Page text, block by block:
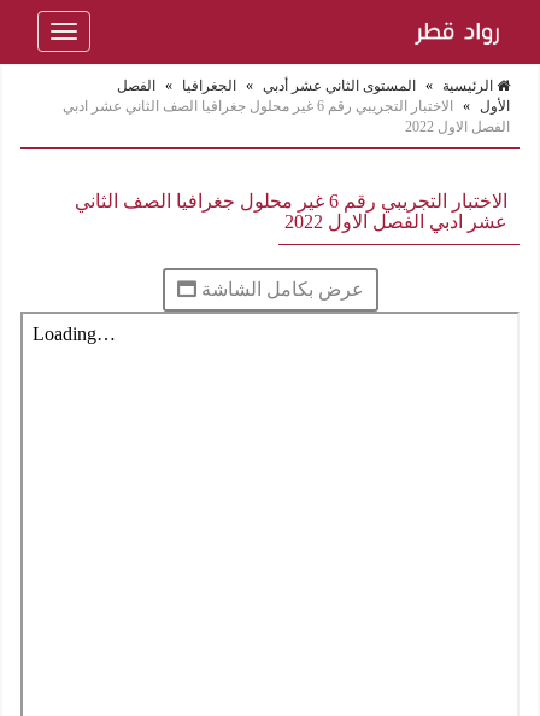
Toggle
الرئيسية » المستوى الثاني عشر أدبي » الجغرافيا »
الفصل
الأول »
الاختبار التجريبي رقم 6 غير محلول جغرافيا الصف الثاني عشر ادبي
الفصل الاول 2022
الاختبار التجريبي رقم 6 غير محلول جغرافيا الصف الثاني
عشر ادبي الفصل الاول 2022
عرض بكامل الشاشة